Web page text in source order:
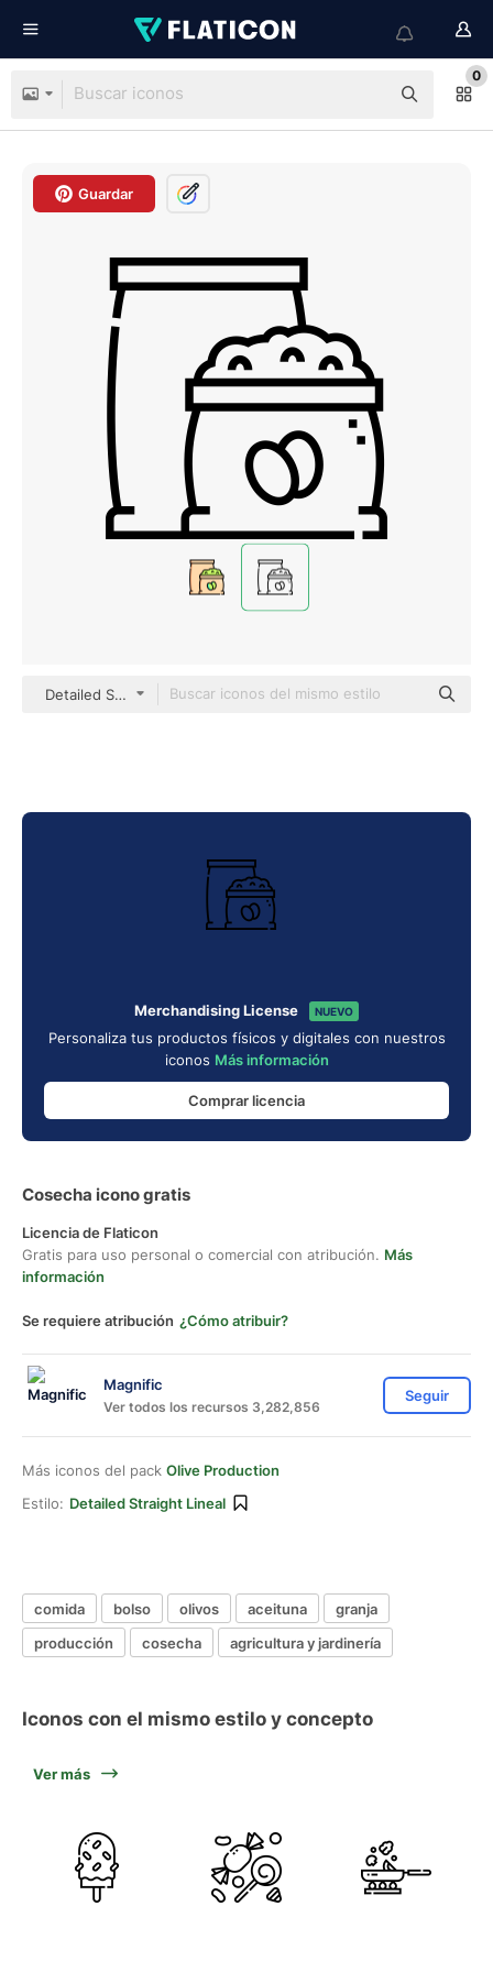
0
Guardar
Detailed Straight Lineal
Merchandising License NUEVO
Personaliza tus productos físicos y digitales con nuestros
iconos Más información
Comprar licencia
Cosecha icono gratis
Licencia de Flaticon
Gratis para uso personal o comercial con atribución. Más
información
Se requiere atribución ¿Cómo atribuir?
Magnific
Ver todos los recursos 3,282,856
Seguir
Más iconos del pack Olive Production
Estilo: Detailed Straight Lineal
comida bolso olivos aceituna
granja
producción
cosecha agricultura y jardinería
Iconos con el mismo estilo y concepto
Ver más